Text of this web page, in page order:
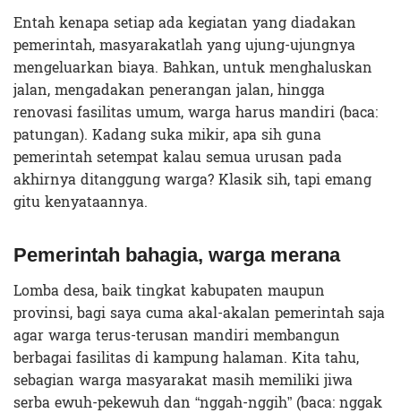
Entah kenapa setiap ada kegiatan yang diadakan
pemerintah, masyarakatlah yang ujung-ujungnya
mengeluarkan biaya. Bahkan, untuk menghaluskan
jalan, mengadakan penerangan jalan, hingga
renovasi fasilitas umum, warga harus mandiri (baca:
patungan). Kadang suka mikir, apa sih guna
pemerintah setempat kalau semua urusan pada
akhirnya ditanggung warga? Klasik sih, tapi emang
gitu kenyataannya.
Pemerintah bahagia, warga merana
Lomba desa, baik tingkat kabupaten maupun
provinsi, bagi saya cuma akal-akalan pemerintah saja
agar warga terus-terusan mandiri membangun
berbagai fasilitas di kampung halaman. Kita tahu,
sebagian warga masyarakat masih memiliki jiwa
serba ewuh-pekewuh dan “nggah-nggih” (baca: nggak